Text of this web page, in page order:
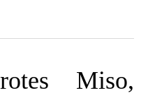
Miso,